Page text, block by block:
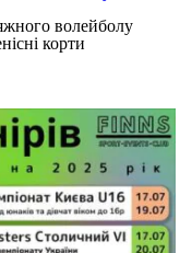
волейболу
корти